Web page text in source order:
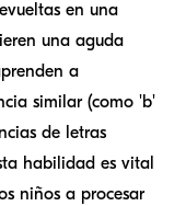
en una
una aguda
a
similar (como 'b'
de letras
habilidad es vital
niños a procesar